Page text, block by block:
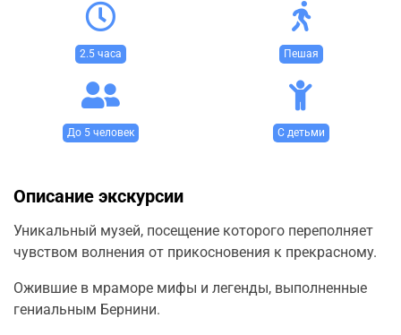
2.5 часа Пешая
До 5 человек С детьми
Описание экскурсии
Уникальный музей, посещение которого переполняет
чувством волнения от прикосновения к прекрасному.
Ожившие в мраморе мифы и легенды, выполненные
гениальным Бернини.